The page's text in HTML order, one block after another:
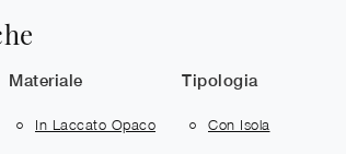
Materiale
In Laccato Opaco
Tipologia
Con Isola